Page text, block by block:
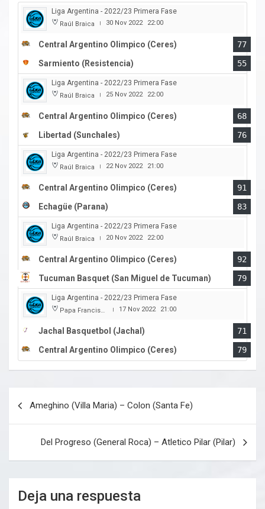
Liga Argentina - 2022/23 Primera Fase
Raúl Braica | 30 Nov 2022 22:00
Central Argentino Olimpico (Ceres)
77
Sarmiento (Resistencia)
55
Liga Argentina - 2022/23 Primera Fase
Raúl Braica | 25 Nov 2022 22:00
Central Argentino Olimpico (Ceres)
68
Libertad (Sunchales)
76
Liga Argentina - 2022/23 Primera Fase
Raúl Braica | 22 Nov 2022 21:00
Central Argentino Olimpico (Ceres)
91
Echagüe (Parana)
83
Liga Argentina - 2022/23 Primera Fase
Raúl Braica | 20 Nov 2022 22:00
Central Argentino Olimpico (Ceres)
92
Tucuman Basquet (San Miguel de Tucuman)
79
Liga Argentina - 2022/23 Primera Fase
Papa Francisco | 17 Nov 2022 21:00
Jachal Basquetbol (Jachal)
71
Central Argentino Olimpico (Ceres)
79
entradas
Ameghino (Villa Maria) – Colon (Santa Fe)
Del Progreso (General Roca) – Atletico Pilar (Pilar)
Deja una respuesta